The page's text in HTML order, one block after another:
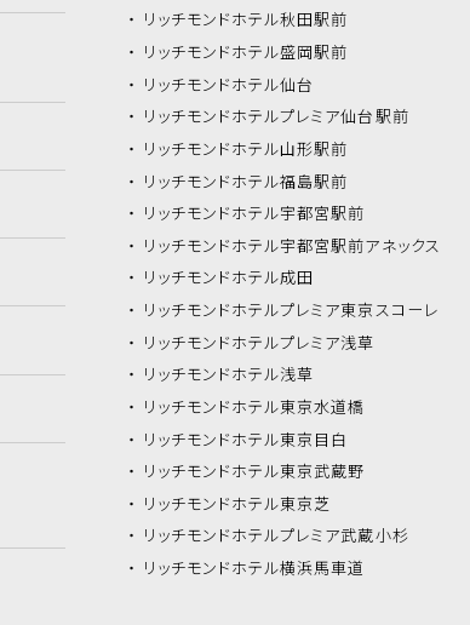
リッチモンドホテル秋田駅前
リッチモンドホテル盛岡駅前
リッチモンドホテル仙台
リッチモンドホテルプレミア仙台駅前
リッチモンドホテル山形駅前
リッチモンドホテル福島駅前
リッチモンドホテル宇都宮駅前
リッチモンドホテル宇都宮駅前アネックス
リッチモンドホテル成田
リッチモンドホテルプレミア東京スコーレ
リッチモンドホテルプレミア浅草
リッチモンドホテル浅草
リッチモンドホテル東京水道橋
リッチモンドホテル東京目白
リッチモンドホテル東京武蔵野
リッチモンドホテル東京芝
リッチモンドホテルプレミア武蔵小杉
リッチモンドホテル横浜馬車道